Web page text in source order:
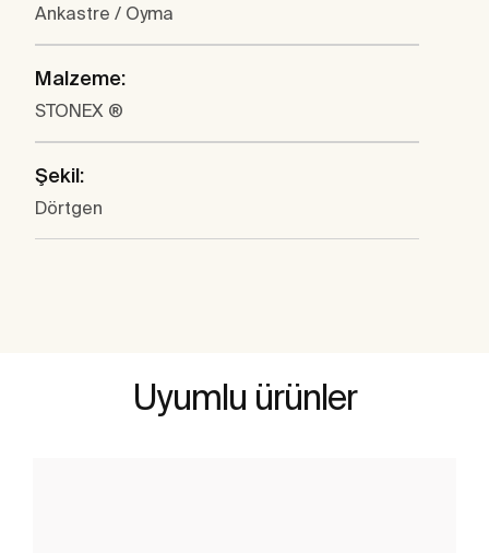
Ankastre / Oyma
Malzeme:
STONEX ®
Şekil:
Dörtgen
Uyumlu ürünler